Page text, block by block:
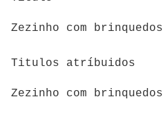
Zezinho com brinquedos
Titulos atríbuidos
Zezinho com brinquedos